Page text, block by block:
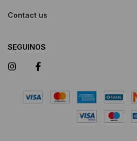
Contact us
SEGUINOS